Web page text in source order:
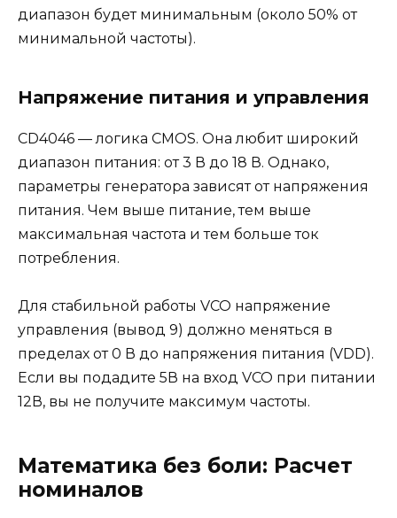
диапазон будет минимальным (около 50% от
минимальной частоты).
Напряжение питания и управления
CD4046 — логика CMOS. Она любит широкий
диапазон питания: от 3 В до 18 В. Однако,
параметры генератора зависят от напряжения
питания. Чем выше питание, тем выше
максимальная частота и тем больше ток
потребления.
Для стабильной работы VCO напряжение
управления (вывод 9) должно меняться в
пределах от 0 В до напряжения питания (VDD).
Если вы подадите 5В на вход VCO при питании
12В, вы не получите максимум частоты.
Математика без боли: Расчет
номиналов